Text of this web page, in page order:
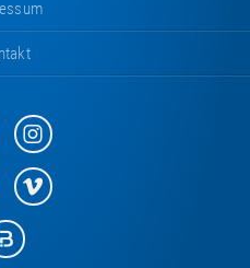
Eurotramp
auf
Instagram
Eurotramp
auf
Eurotramp
auf